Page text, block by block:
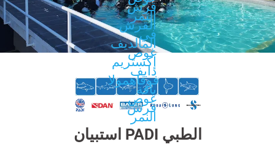
استبيان PADI الطبي